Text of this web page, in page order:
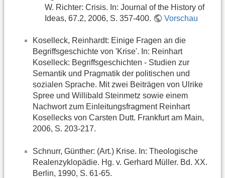
W. Richter: Crisis. In: Journal of the History of
Ideas, 67.2, 2006, S. 357-400.
Vorschau
Koselleck, Reinhardt: Einige Fragen an die
Begriffsgeschichte von 'Krise'. In: Reinhart
Koselleck: Begriffsgeschichten - Studien zur
Semantik und Pragmatik der politischen und
sozialen Sprache. Mit zwei Beiträgen von Ulrike
Spree und Willibald Steinmetz sowie einem
Nachwort zum Einleitungsfragment Reinhart
Kosellecks von Carsten Dutt. Frankfurt am Main,
2006, S. 203-217.
Schnurr, Günther: (Art.) Krise. In: Theologische
Realenzyklopädie. Hg. v. Gerhard Müller. Bd. XX.
Berlin, 1990, S. 61-65.